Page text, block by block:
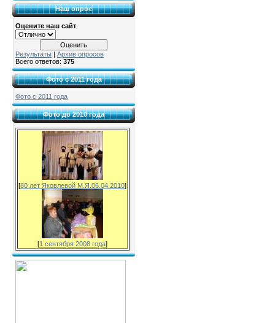
Наш опрос
Оцените наш сайт
Результаты
Архив опросов
Всего ответов: 375
Фото с 2011 года
Фото с 2011 года
Фото до 2010 года
[80 лет Яковлевой М.Я.06.04.2010]
[1 сентября 2008 года]